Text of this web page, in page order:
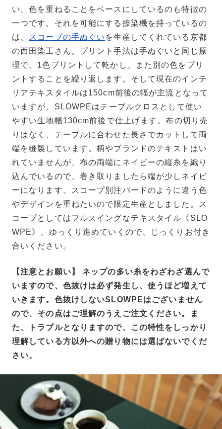
い、色を重ねることをベースにしているのも特徴の
一つです。それを可能にする捺染機を持っているの
は、
スコープの手ぬぐい を生産してくれている京都
の西田染工さん。プリント手法は手ぬぐいと同じ原
理で、1色プリントして乾かし、また別の色をプリ
ントすることを繰り返します。そして現在のインテ
リアテキスタイルは150cm前後の幅が主流となって
いますが、SLOWPEはテーブルクロスとして使い
やすい生地幅130cm前後で仕上げます。布の切り売
りはなく、テーブルに合わせた長さでカットして両
端を縫製しています。柄やブランドのテキストはい
れていませんが、布の両端にネイビーの縦糸を織り
込んでいるので、巻き取りましたら端が少しネイビ
ーになります。スコープ別注バードのように違う色
やデザインを重ねたいので限定生産としました。ス
コープとしてはフルスイングなテキスタイル《SLO
WPE》、ゆっくり進めていくので、じっくりお付き
合いください。
【注意とお願い】 ネップの多い糸をわざわざ選んで
いますので、色抜けは必ず発生し、使うほど増えて
いきます。色抜けしないSLOWPEはございません
ので、その点はご理解のうえご注文ください。ま
た、トラブルとなりますので、この特性をしっかり
理解している方以外への贈り物には選ばないでくだ
さい。